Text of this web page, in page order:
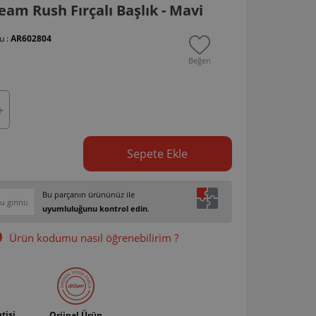
Rush Fırçalı Başlık - Mavi
: AR602804
Beğen
Sepete Ekle
Bu parçanın ürününüz ile
uyumluluğunu kontrol edin.
Ürün kodumu nasıl öğrenebilirim ?